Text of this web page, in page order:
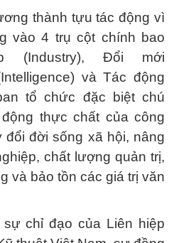
thành tựu tác động vì
vào 4 trụ cột chính bao
(Industry), Đổi mới
và Tác động
tổ chức đặc biệt chú
thực chất của công
đổi đời sống xã hội, nâng
chất lượng quản trị,
và bảo tồn các giá trị văn
chỉ đạo của Liên hiệp